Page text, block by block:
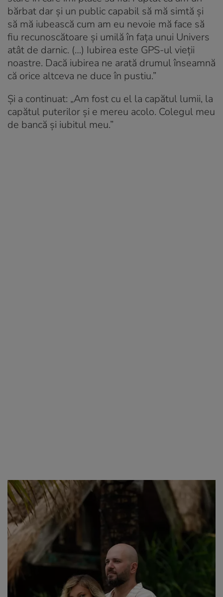
bărbat dar și un public capabil să mă simtă și
să mă iubească cum am eu nevoie mă face să
fiu recunoscătoare și umilă în fața unui Univers
atât de darnic. (…) Iubirea este GPS-ul vieții
noastre. Dacă iubirea ne arată drumul înseamnă
că orice altceva ne duce în pustiu.”
Și a continuat: „Am fost cu el la capătul lumii, la
capătul puterilor și e mereu acolo. Colegul meu
de bancă și iubitul meu.”